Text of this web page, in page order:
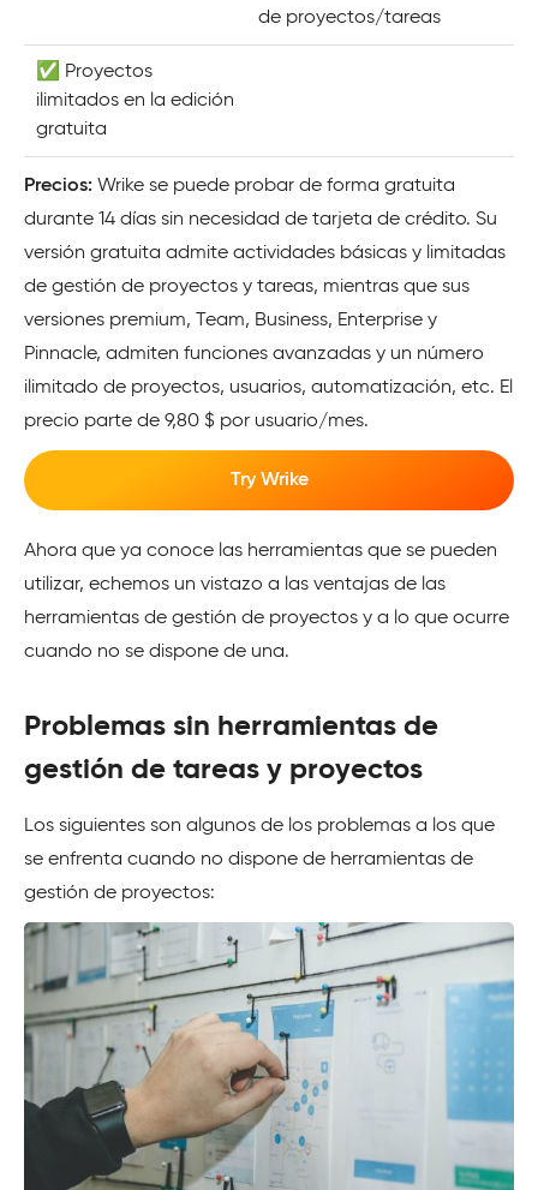
de proyectos/tareas
✅ Proyectos
ilimitados en la edición
gratuita
Precios: Wrike se puede probar de forma gratuita
durante 14 días sin necesidad de tarjeta de crédito. Su
versión gratuita admite actividades básicas y limitadas
de gestión de proyectos y tareas, mientras que sus
versiones premium, Team, Business, Enterprise y
Pinnacle, admiten funciones avanzadas y un número
ilimitado de proyectos, usuarios, automatización, etc. El
precio parte de 9,80 $ por usuario/mes.
Try Wrike
Ahora que ya conoce las herramientas que se pueden
utilizar, echemos un vistazo a las ventajas de las
herramientas de gestión de proyectos y a lo que ocurre
cuando no se dispone de una.
Problemas sin herramientas de
gestión de tareas y proyectos
Los siguientes son algunos de los problemas a los que
se enfrenta cuando no dispone de herramientas de
gestión de proyectos: